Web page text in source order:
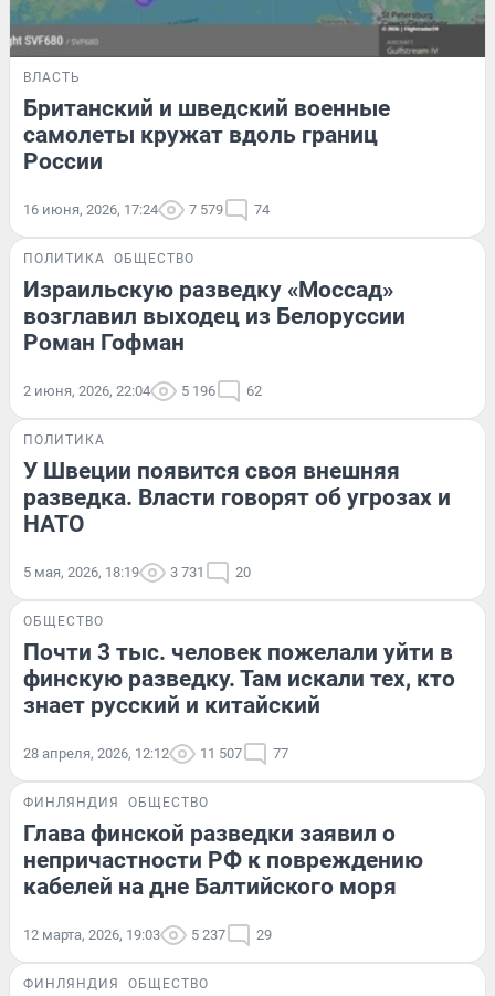
ВЛАСТЬ
Британский и шведский военные
самолеты кружат вдоль границ
России
16 июня, 2026, 17:24 7 579 74
ПОЛИТИКА ОБЩЕСТВО
Израильскую разведку «Моссад»
возглавил выходец из Белоруссии
Роман Гофман
2 июня, 2026, 22:04 5 196 62
ПОЛИТИКА
У Швеции появится своя внешняя
разведка. Власти говорят об угрозах и
НАТО
5 мая, 2026, 18:19 3 731 20
ОБЩЕСТВО
Почти 3 тыс. человек пожелали уйти в
финскую разведку. Там искали тех, кто
знает русский и китайский
28 апреля, 2026, 12:12 11 507 77
ФИНЛЯНДИЯ ОБЩЕСТВО
Глава финской разведки заявил о
непричастности РФ к повреждению
кабелей на дне Балтийского моря
12 марта, 2026, 19:03 5 237 29
ФИНЛЯНДИЯ ОБЩЕСТВО